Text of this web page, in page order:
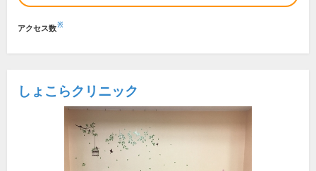
アクセス数※
しょこらクリニック